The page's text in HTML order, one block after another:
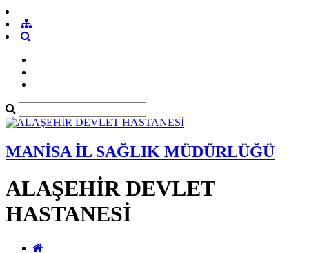
MANİSA İL SAĞLIK MÜDÜRLÜĞÜ
ALAŞEHİR DEVLET
HASTANESİ